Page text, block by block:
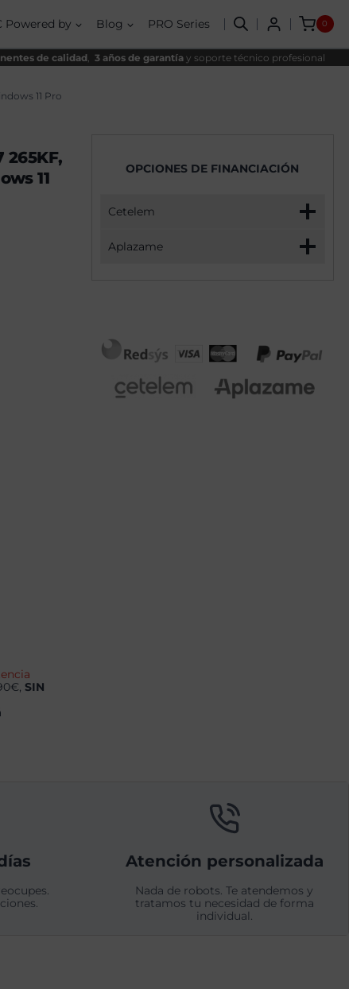
Powered by Blog PRO Series 0
de calidad, 3 años de garantía y soporte técnico profesional
11 Pro
265KF,
11
SIN
OPCIONES DE FINANCIACIÓN
Cetelem
Aplazame
Atención personalizada
Nada de robots. Te atendemos y
tratamos tu necesidad de forma
individual.
Core
7
265KF,
Windows
cantidad